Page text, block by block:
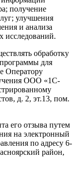
получение
улучшения
и анализа
исследований.
обработку
для
Оператору
ООО «1С-
д. 2, эт.13, пом.
его отзыва путем
на электронный
по адресу 6-
район,